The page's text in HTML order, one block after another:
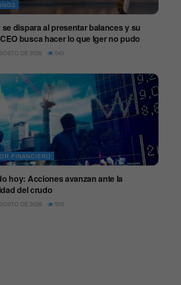
se dispara al presentar balances y su
busca hacer lo que Iger no pudo
DE 2026 540
FINANCIERO
hoy: Acciones avanzan ante la
del crudo
DE 2026 553